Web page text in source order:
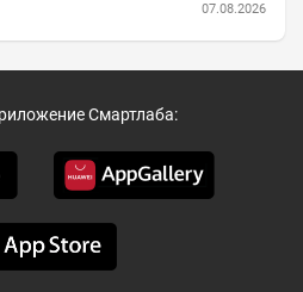
07.08.2026
Смартлаба: